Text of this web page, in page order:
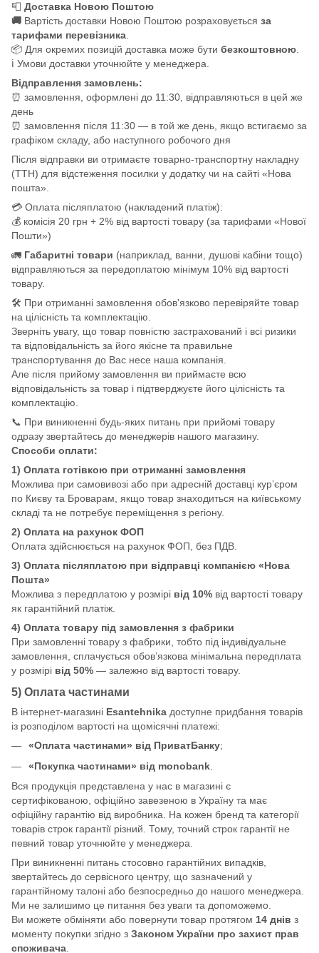
📮 Доставка Новою Поштою
🚚 Вартість доставки Новою Поштою розраховується за
тарифами перевізника
📦 Для окремих позицій доставка може бути безкоштовною
ℹ️ Умови доставки уточнюйте у менеджера.
Відправлення замовлень:
⏰ замовлення, оформлені до 11:30, відправляються в цей же
день
⏰ замовлення після 11:30 — в той же день, якщо встигаємо за
графіком складу, або наступного робочого дня
Після відправки ви отримаєте товарно-транспортну накладну
(ТТН) для відстеження посилки у додатку чи на сайті «Нова
пошта».
💳 Оплата післяплатою (накладений платіж):
💰 комісія 20 грн + 2% від вартості товару (за тарифами «Нової
Пошти»)
🚛 Габаритні товари (наприклад, ванни, душові кабіни тощо)
відправляються за передоплатою мінімум 10% від вартості
товару.
🛠️ При отриманні замовлення обов'язково перевіряйте товар
на цілісність та комплектацію.
Зверніть увагу, що товар повністю застрахований і всі ризики
та відповідальність за його якісне та правильне
транспортування до Вас несе наша компанія.
Але після прийому замовлення ви приймаєте всю
відповідальність за товар і підтверджуєте його цілісність та
комплектацію.
📞 При виникненні будь-яких питань при прийомі товару
одразу звертайтесь до менеджерів нашого магазину.
Способи оплати:
1) Оплата готівкою при отриманні замовлення
Можлива при самовивозі або при адресній доставці кур’єром
по Києву та Броварам, якщо товар знаходиться на київському
складі та не потребує переміщення з регіону.
2) Оплата на рахунок ФОП
Оплата здійснюється на рахунок ФОП, без ПДВ.
3) Оплата післяплатою при відправці компанією «Нова
Пошта»
Можлива з передплатою у розмірі від 10% від вартості товару
як гарантійний платіж.
4) Оплата товару під замовлення з фабрики
При замовленні товару з фабрики, тобто під індивідуальне
замовлення, сплачується обов’язкова мінімальна передплата
у розмірі від 50% — залежно від вартості товару.
5) Оплата частинами
В інтернет-магазині Esantehnika доступне придбання товарів
із розподілом вартості на щомісячні платежі:
«Оплата частинами» від ПриватБанку;
«Покупка частинами» від monobank
Вся продукція представлена у нас в магазині є
сертифікованою, офіційно завезеною в Україну та має
офіційну гарантію від виробника. На кожен бренд та категорії
товарів строк гарантії різний. Тому, точний строк гарантії не
певний товар уточнюйте у менеджера.
При виникненні питань стосовно гарантійних випадків,
звертайтесь до сервісного центру, що зазначений у
гарантійному талоні або безпосредньо до нашого менеджера.
Ми не залишимо це питання без уваги та допоможемо.
Ви можете обміняти або повернути товар протягом 14 днів з
моменту покупки згідно з Законом України про захист прав
споживача